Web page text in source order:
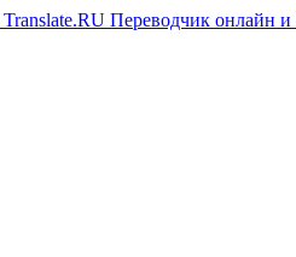
Translate.RU Переводчик онлайн и